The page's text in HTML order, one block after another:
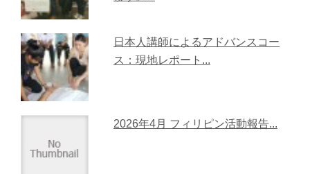
日本人講師によるアドバンスコー
ス：現地レポート...
2026年4月 フィリピン活動報告...